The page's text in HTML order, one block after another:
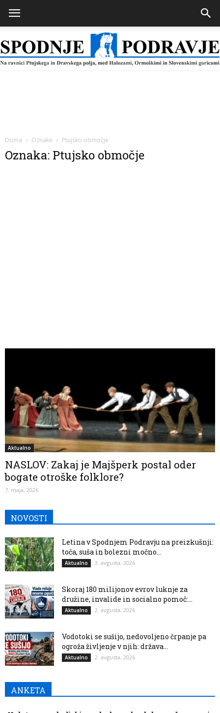
Doma Oznake Ptujsko območje
Oznaka: Ptujsko območje
Aktualno
NASLOV: Zakaj je Majšperk postal oder
bogate otroške folklore?
7. maja, 2026
NOVOSTI
Letina v Spodnjem Podravju na preizkušnji:
toča, suša in bolezni močno...
Aktualno 3. avgusta, 2026
Skoraj 180 milijonov evrov luknje za
družine, invalide in socialno pomoč:...
Aktualno 2. avgusta, 2026
Vodotoki se sušijo, nedovoljeno črpanje pa
ogroža življenje v njih: država...
Aktualno 2. avgusta, 2026
ANKETA